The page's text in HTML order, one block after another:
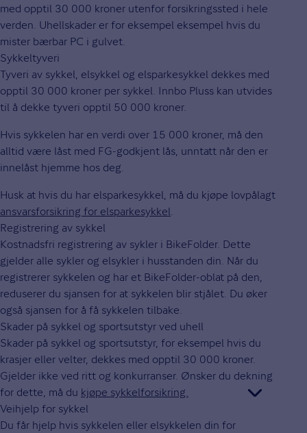
med opptil 30 000 kroner utenfor forsikringssted i hele
verden. Uhellskader er for eksempel eksempel hvis du
mister bærbar PC i gulvet.
Sykkeltyveri
Tyveri av sykkel, elsykkel og elsparkesykkel dekkes med
opptil 30 000 kroner per sykkel. Innbo Pluss kan utvides
til å dekke tyveri opptil 50 000 kroner.
Hvis sykkelen har en verdi over 15 000 kroner, må den
alltid være låst med FG-godkjent lås, unntatt når den er
innelåst hjemme hos deg.
Husk at hvis du har elsparkesykkel, må du kjøpe lovpålagt
ansvarsforsikring for elsparkesykkel.
Registrering av sykkel
Kostnadsfri registrering av sykler i BikeFolder. Dette
gjelder alle sykler og elsykler i husstanden din. Når du
registrerer sykkelen og har et BikeFolder-oblat på den,
reduserer du sjansen for at sykkelen blir stjålet. Du øker
også sjansen for å få sykkelen tilbake.
Skader på sykkel og sportsutstyr ved uhell
Skader på sykkel og sportsutstyr, for eksempel hvis du
krasjer eller velter, dekkes med opptil 30 000 kroner.
Gjelder ikke ved ritt og konkurranser. Ønsker du dekning
for dette, må du kjøpe sykkelforsikring.
Veihjelp for sykkel
Du får hjelp hvis sykkelen eller elsykkelen din for